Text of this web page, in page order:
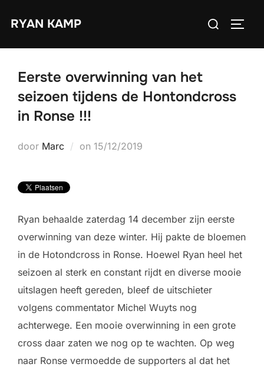
naarRYAN KAMP
Zoek
Eerste overwinning van het
seizoen tijdens de Hontondcross
in Ronse !!!
door Marc on Geplaatst
15/12/2019
Ryan behaalde zaterdag 14 december zijn eerste
overwinning van deze winter. Hij pakte de bloemen
in de Hotondcross in Ronse. Hoewel Ryan heel het
seizoen al sterk en constant rijdt en diverse mooie
uitslagen heeft gereden, bleef de uitschieter
volgens commentator Michel Wuyts nog
achterwege. Een mooie overwinning in een grote
cross daar zaten we nog op te wachten. Op weg
naar Ronse vermoedde de supporters al dat het